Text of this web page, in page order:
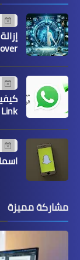
مشاركة مميزة